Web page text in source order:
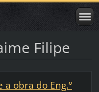
Filipe
a obra do Eng.º